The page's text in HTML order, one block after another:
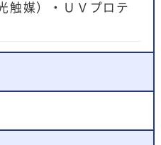
触媒）・ＵＶプロテ